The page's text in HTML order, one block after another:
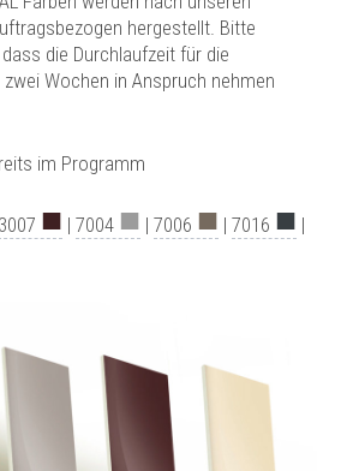
hergestellt. Bitte
die Durchlaufzeit für die
Wochen in Anspruch nehmen
im Programm
3007 ■ | 7004 ■ | 7006 ■ | 7016 ■ |